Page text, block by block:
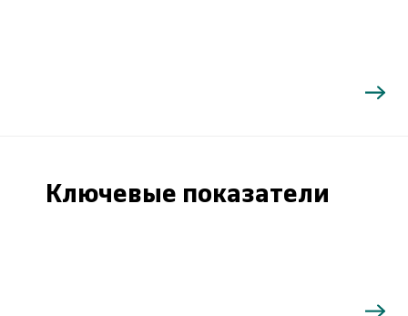
Ключевые показатели